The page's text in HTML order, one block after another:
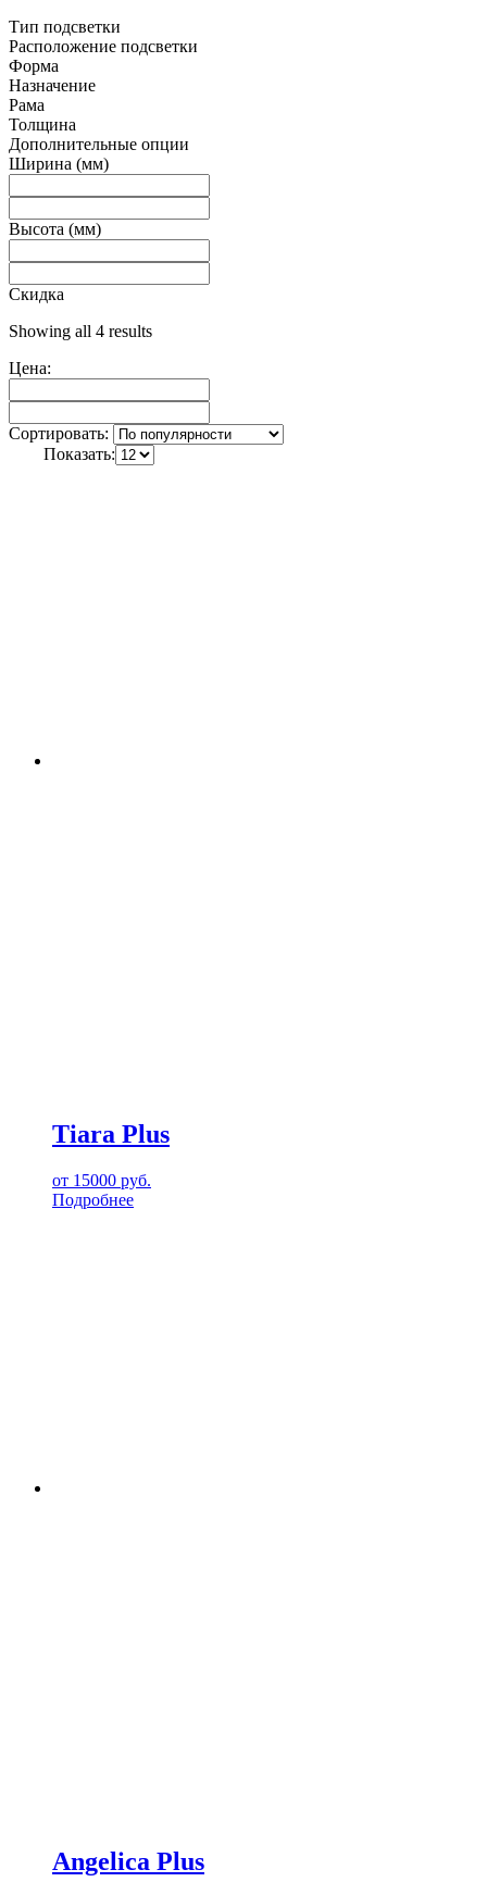
Тип подсветки
Расположение подсветки
Форма
Назначение
Рама
Толщина
Дополнительные опции
Ширина (мм)
Высота (мм)
Скидка
Showing all 4 results
Цена:
Сортировать:
Показать:
Tiara Plus
от 15000 руб.
Подробнее
Angelica Plus